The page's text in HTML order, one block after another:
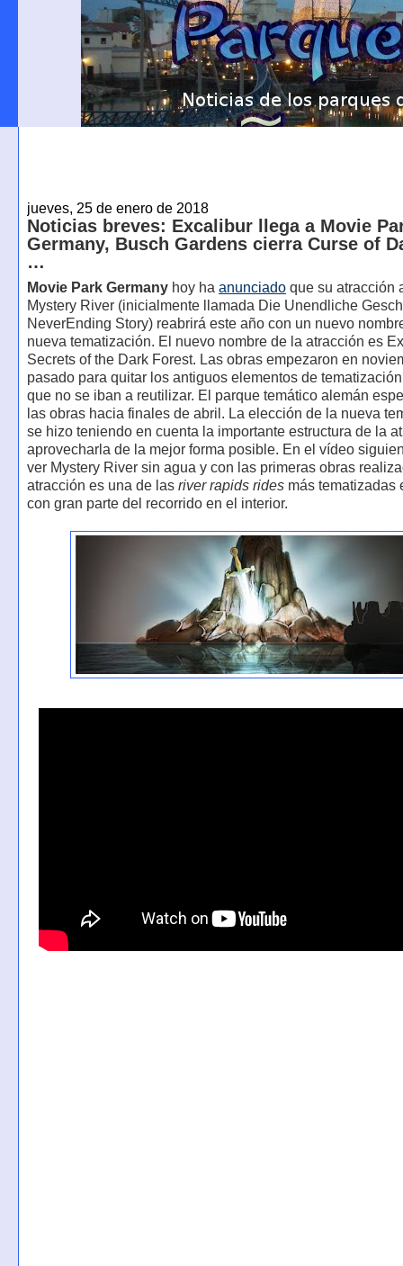
jueves, 25 de enero de 2018
Noticias breves: Excalibur llega a Movie
Germany, Busch Gardens cierra Curse of
…
Movie Park Germanyhoy ha anunciadoque su atracción
Mystery River (inicialmente llamada Die Unendliche
NeverEnding Story) reabrirá este año con un nuevo
nueva tematización. El nuevo nombre de la atracción es
Secrets of the Dark Forest. Las obras empezaron en
pasado para quitar los antiguos elementos de
que no se iban a reutilizar. El parque temático alemán
las obras hacia finales de abril. La elección de la nueva
se hizo teniendo en cuenta la importante estructura de la
aprovecharla de la mejor forma posible. En el vídeo
ver Mystery River sin agua y con las primeras obras
atracción es una de las river rapids ridesmás tematizadas
con gran parte del recorrido en el interior.